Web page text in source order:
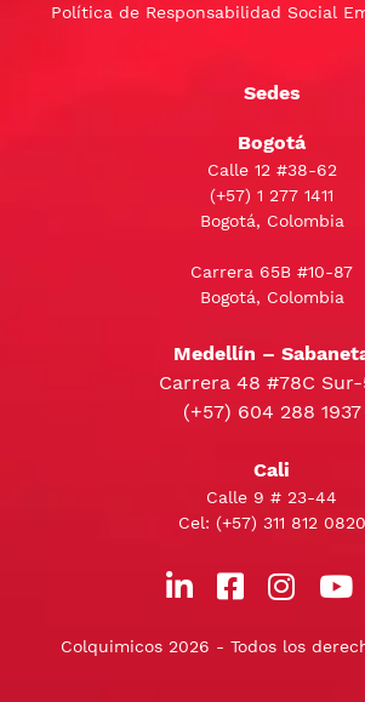
Política de Responsabilidad Social
Sedes
Bogotá
Calle 12 #38-62
(+57) 1 277 1411
Bogotá, Colombia
Carrera 65B #10-87
Bogotá, Colombia
Medellín –
Carrera 48 #78C
(+57) 604 288 1937
Cali
Calle 9 # 23-44
Cel: (+57) 311 812 0820
Colquimicos 2026 - Todos los